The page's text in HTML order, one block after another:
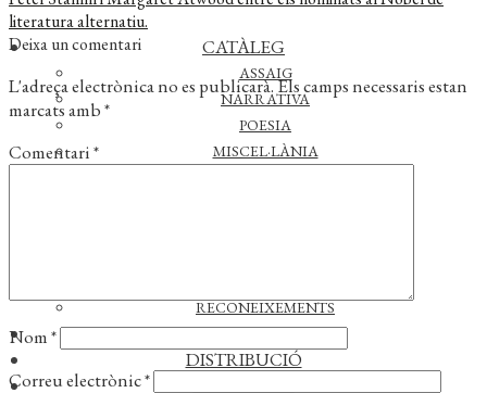
CATÀLEG
ASSAIG
NARRATIVA
POESIA
MISCEL·LÀNIA
RECONEIXEMENTS
FOREIGN RIGHTS
DISTRIBUCIÓ
entrada:
literatura alternatiu.
Deixa un comentari
L'adreça electrònica no es publicarà.Els camps necessaris estan
marcats amb*
Comentari*
Nom*
Correu electrònic*